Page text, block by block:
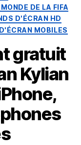
MobileDE LA FIFA
D'ÉCRAN HD
MOBILES
gratuit
Kylian